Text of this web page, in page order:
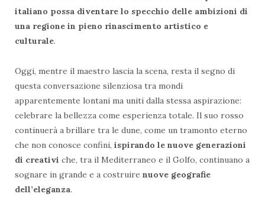
italiano possa diventare lo specchio delle ambizioni di
una regione in pieno rinascimento artistico e
culturale.
Oggi, mentre il maestro lascia la scena, resta il segno di
questa conversazione silenziosa tra mondi
apparentemente lontani ma uniti dalla stessa aspirazione:
celebrare la bellezza come esperienza totale. Il suo rosso
continuerà a brillare tra le dune, come un tramonto eterno
che non conosce confini, ispirando le nuove generazioni
di creativi che, tra il Mediterraneo e il Golfo, continuano a
sognare in grande e a costruire nuove geografie
dell’eleganza.